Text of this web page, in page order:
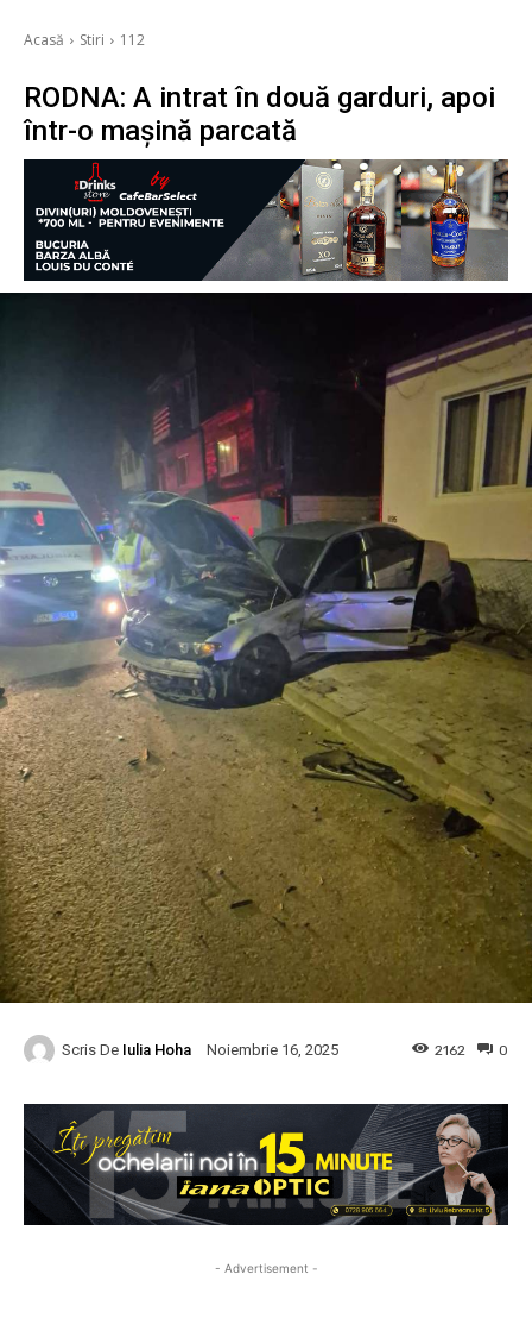
Acasă Stiri 112
RODNA: A intrat în două garduri, apoi
într-o mașină parcată
Scris De Iulia Hoha Noiembrie 16, 2025 0
2162
- Advertisement -